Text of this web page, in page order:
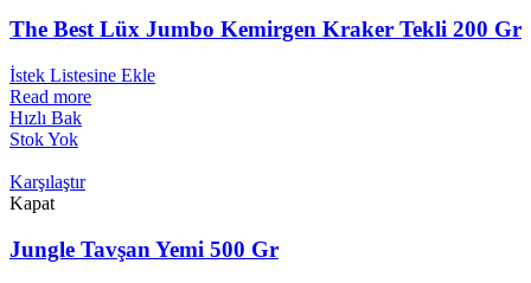
The Best Lüx Jumbo Kemirgen Kraker Tekli 200 Gr
İstek Listesine Ekle
Read more
Hızlı Bak
Stok Yok
Karşılaştır
Kapat
Jungle Tavşan Yemi 500 Gr